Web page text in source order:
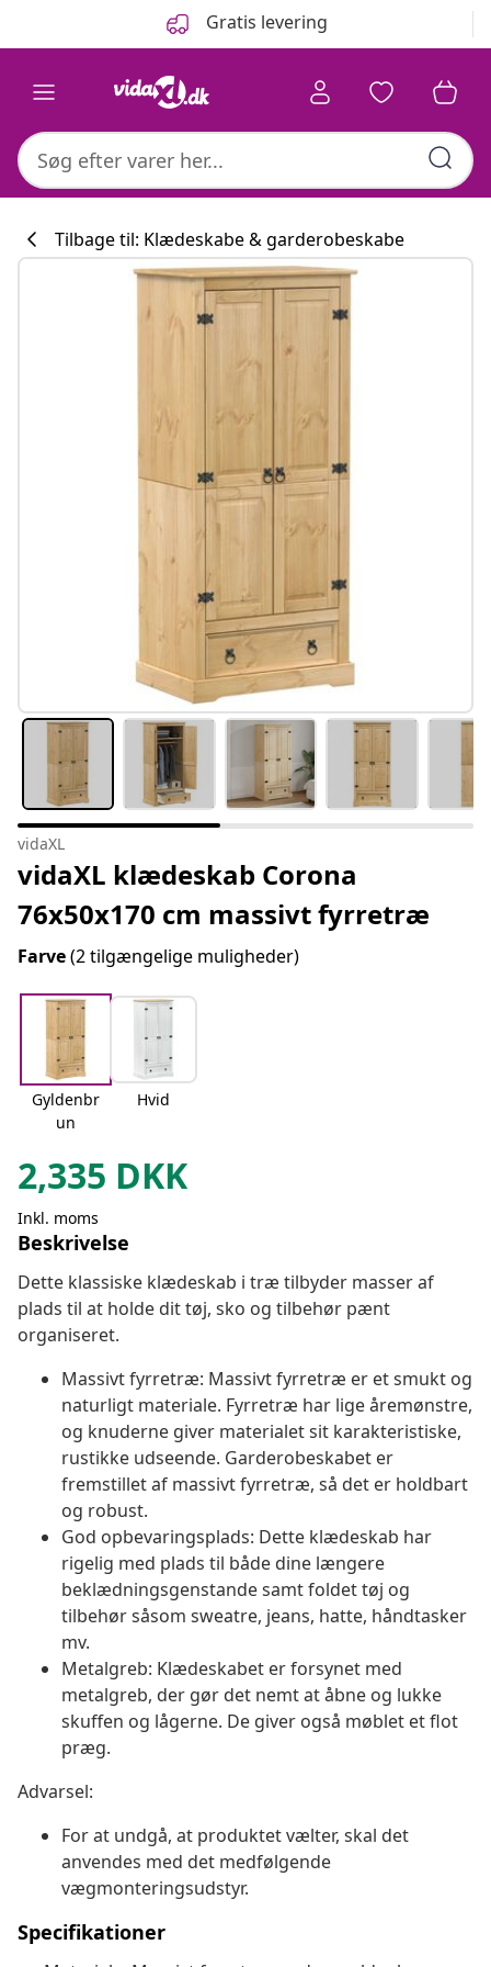
Gratis levering
#sharemevidaxl
Tilbage til: Klædeskabe & garderobeskabe
vidaXL
vidaXL klædeskab Corona
76x50x170 cm massivt fyrretræ
Farve(2 tilgængelige muligheder)
Gyldenbr
un
Hvid
2,335 DKK
Inkl. moms
Beskrivelse
Dette klassiske klædeskab i træ tilbyder masser af
plads til at holde dit tøj, sko og tilbehør pænt
organiseret.
Massivt fyrretræ: Massivt fyrretræ er et smukt og
naturligt materiale. Fyrretræ har lige åremønstre,
og knuderne giver materialet sit karakteristiske,
rustikke udseende. Garderobeskabet er
fremstillet af massivt fyrretræ, så det er holdbart
og robust.
God opbevaringsplads: Dette klædeskab har
rigelig med plads til både dine længere
beklædningsgenstande samt foldet tøj og
tilbehør såsom sweatre, jeans, hatte, håndtasker
mv.
Metalgreb: Klædeskabet er forsynet med
metalgreb, der gør det nemt at åbne og lukke
skuffen og lågerne. De giver også møblet et flot
præg.
Advarsel:
For at undgå, at produktet vælter, skal det
anvendes med det medfølgende
vægmonteringsudstyr.
Specifikationer